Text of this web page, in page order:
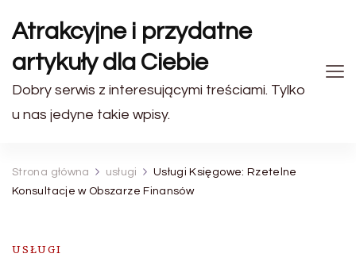
Atrakcyjne i przydatne
artykuły dla Ciebie
Dobry serwis z interesującymi treściami. Tylko
u nas jedyne takie wpisy.
Strona główna usługi
Usługi Księgowe: Rzetelne
Konsultacje w Obszarze Finansów
USŁUGI